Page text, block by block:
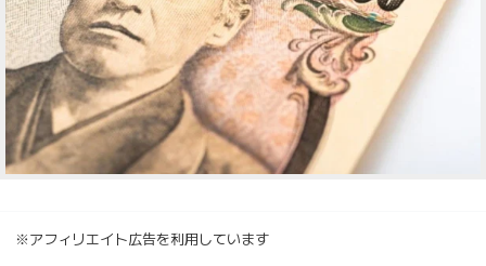
※アフィリエイト広告を利用しています